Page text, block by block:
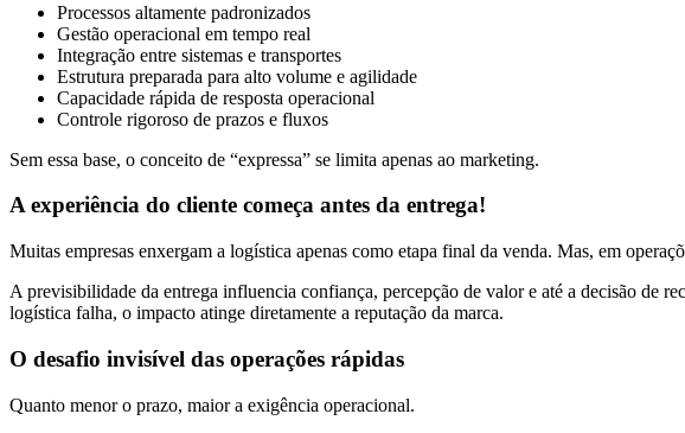
Processos altamente padronizados
Gestão operacional em tempo real
Integração entre sistemas e transportes
Estrutura preparada para alto volume e agilidade
Capacidade rápida de resposta operacional
Controle rigoroso de prazos e fluxos
Sem essa base, o conceito de “expressa” se limita apenas ao marketing.
A experiência do cliente começa antes da entrega!
Muitas empresas enxergam a logística apenas como etapa final da venda. Mas, em
A previsibilidade da entrega influencia confiança, percepção de valor e até a decisão de
logística falha, o impacto atinge diretamente a reputação da marca.
O desafio invisível das operações rápidas
Quanto menor o prazo, maior a exigência operacional.